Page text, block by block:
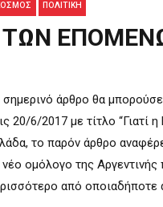
ΠΟΛΙΤΙΚΉ
ΤΩΝ
άρθρο θα
20/6/2017 με τίτλο “Γιατί
το παρόν άρθρο
νέο ομόλογο της
από οποιαδήποτε